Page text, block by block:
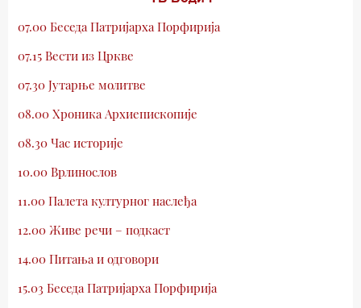
07.00 Беседа Патријарха Порфирија
07.15 Вести из Цркве
07.30 Јутарње молитве
08.00 Хроника Архиепископије
08.30 Час историје
10.00 Врлинослов
11.00 Палета културног наслеђа
12.00 Живе речи – подкаст
14.00 Питања и одговори
15.03 Беседа Патријарха Порфирија